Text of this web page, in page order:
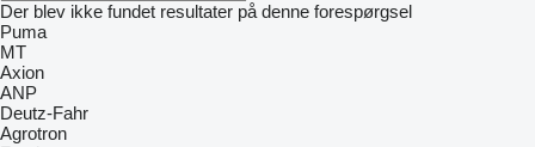
Der blev ikke fundet resultater på denne forespørgsel
Puma
MT
Axion
ANP
Deutz-Fahr
Agrotron